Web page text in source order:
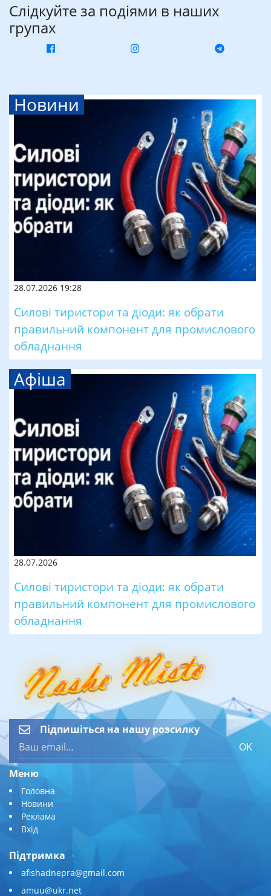
Слідкуйте за подіями в наших
групах
Новини
28.07.2026 19:28
Силові тиристори та діоди: як обрати
правильний компонент для промислового
обладнання
Афіша
28.07.2026
Силові тиристори та діоди: як обрати
правильний компонент для промислового
обладнання
Підпишіться на нашу розсилку
OK
Меню
Головна
Новини
Реклама
Вхід
Підтримка
afishadnepra@gmail.com
amuu@ukr.net